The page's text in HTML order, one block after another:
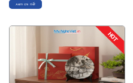
Xem chi tiết